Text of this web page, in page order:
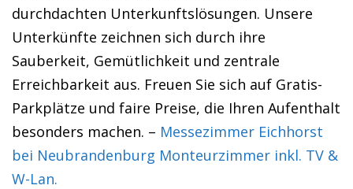
durchdachten Unterkunftslösungen. Unsere
Unterkünfte zeichnen sich durch ihre
Sauberkeit, Gemütlichkeit und zentrale
Erreichbarkeit aus. Freuen Sie sich auf Gratis-
Parkplätze und faire Preise, die Ihren Aufenthalt
besonders machen. – Messezimmer Eichhorst
bei Neubrandenburg Monteurzimmer inkl. TV &
W-Lan.